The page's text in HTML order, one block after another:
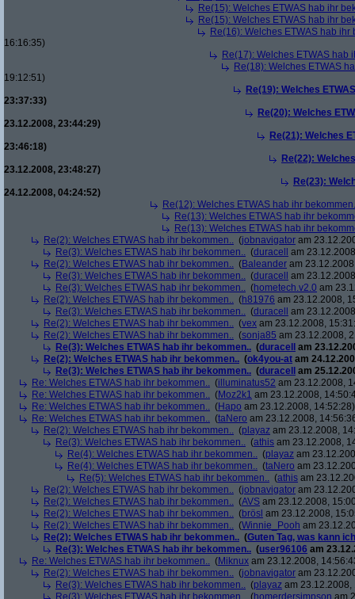
Re(15): Welches ETWAS hab ihr
Re(15): Welches ETWAS hab ihr
Re(16): Welches ETWAS hab ihr
16:16:35)
Re(17): Welches ETWAS hab
Re(18): Welches ETWAS
19:12:51)
Re(19): Welches
23:37:33)
Re(20): Welches
23.12.2008, 23:44:29)
Re(21): Welches
23:46:18)
Re(22):
23.12.2008, 23:48:27)
Re(23):
24.12.2008, 04:24:52)
Re(12): Welches ETWAS hab ihr
Re(13): Welches ETWAS hab ihr
Re(13): Welches ETWAS hab ihr
Re(2): Welches ETWAS hab ihr bekommen.. (jobnavigator am
Re(3): Welches ETWAS hab ihr bekommen.. (duracell
am
Re(2): Welches ETWAS hab ihr bekommen.. (Baleander am
Re(3): Welches ETWAS hab ihr bekommen.. (duracell
am
Re(3): Welches ETWAS hab ihr bekommen.. (hometech.v2.0 am
Re(2): Welches ETWAS hab ihr bekommen.. (h81976 am 23.12.2008,
Re(3): Welches ETWAS hab ihr bekommen.. (duracell
am
Re(2): Welches ETWAS hab ihr bekommen.. (vex am 23.12.2008,
Re(2): Welches ETWAS hab ihr bekommen.. (sonja85 am 23.12.2008,
Re(3): Welches ETWAS hab ihr bekommen.. (duracell
am
Re(2): Welches ETWAS hab ihr bekommen.. (ok4you-at am
Re(3): Welches ETWAS hab ihr bekommen.. (duracell
am
Re: Welches ETWAS hab ihr bekommen.. (illuminatus52 am 23.12.2008,
Re: Welches ETWAS hab ihr bekommen.. (Moz2k1 am 23.12.2008,
Re: Welches ETWAS hab ihr bekommen.. (Hapo am 23.12.2008, 14:52:28)
Re: Welches ETWAS hab ihr bekommen.. (taNero am 23.12.2008,
Re(2): Welches ETWAS hab ihr bekommen.. (playaz am 23.12.2008,
Re(3): Welches ETWAS hab ihr bekommen.. (athis am 23.12.2008,
Re(4): Welches ETWAS hab ihr bekommen.. (playaz am
Re(4): Welches ETWAS hab ihr bekommen.. (taNero am
Re(5): Welches ETWAS hab ihr bekommen.. (athis am
Re(2): Welches ETWAS hab ihr bekommen.. (jobnavigator am
Re(2): Welches ETWAS hab ihr bekommen.. (AVS am 23.12.2008,
Re(2): Welches ETWAS hab ihr bekommen.. (brösl am 23.12.2008,
Re(2): Welches ETWAS hab ihr bekommen.. (Winnie_Pooh am
Re(2): Welches ETWAS hab ihr bekommen.. (Guten Tag, was kann
Re(3): Welches ETWAS hab ihr bekommen.. (user96106 am
Re: Welches ETWAS hab ihr bekommen.. (Miknux am 23.12.2008,
Re(2): Welches ETWAS hab ihr bekommen.. (jobnavigator am
Re(3): Welches ETWAS hab ihr bekommen.. (playaz am 23.12.2008,
Re(3): Welches ETWAS hab ihr bekommen..
(homerdersimpson am